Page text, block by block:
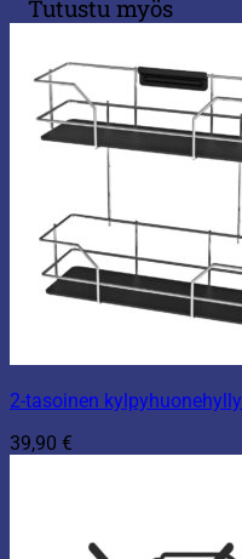
Tutustu myös
2-tasoinen kylpyhuonehylly
39,90 €